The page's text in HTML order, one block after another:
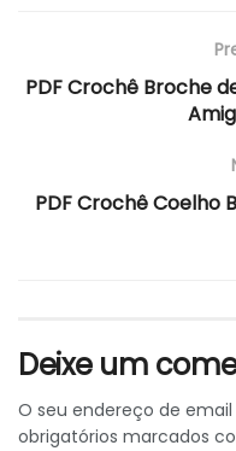
PDF Crochê Broche
PDF Crochê Coelho
Deixe um
O seu endereço de
obrigatórios marcados